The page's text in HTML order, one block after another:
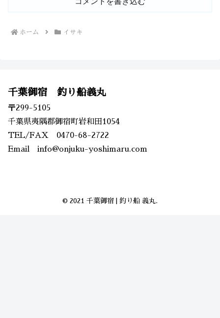
ホーム イサキ
千葉御宿 釣り船義丸
〒299-5105
千葉県夷隅郡御宿町岩和田1054
TEL/FAX 0470-68-2722
Email info@onjuku-yoshimaru.com
© 2021 千葉御宿 | 釣り船 義丸.